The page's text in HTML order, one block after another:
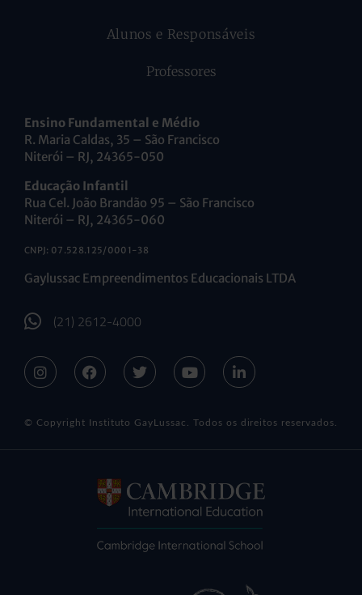
Alunos e Responsáveis
Professores
Ensino Fundamental e Médio
R. Maria Caldas, 35 – São Francisco
Niterói – RJ, 24365-050
Educação Infantil
Rua Cel. João Brandão 95 – São Francisco
Niterói – RJ, 24365-060
CNPJ: 07.528.125/0001-38
Gaylussac Empreendimentos Educacionais LTDA
(21) 2612-4000
© Copyright Instituto GayLussac. Todos os direitos reservados.